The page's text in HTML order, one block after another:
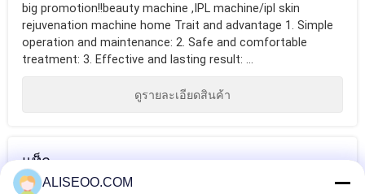
big promotion!!beauty machine ,IPL machine/ipl skin
rejuvenation machine home Trait and advantage 1. Simple
operation and maintenance: 2. Safe and comfortable
treatment: 3. Effective and lasting result: ...
ดูรายละเอียดสินค้า
แท็ก
ALISEOO.COM